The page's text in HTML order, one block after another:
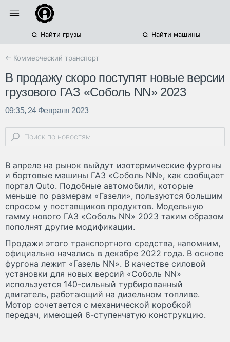
Найти грузы Найти машины
← Коммерческий транспорт
В продажу скоро поступят новые версии
грузового ГАЗ «Соболь NN» 2023
09:35, 24 Февраля 2023
В апреле на рынок выйдут изотермические фургоны
и бортовые машины ГАЗ «Соболь NN», как сообщает
портал Quto. Подобные автомобили, которые
меньше по размерам «Газели», пользуются большим
спросом у поставщиков продуктов. Модельную
гамму нового ГАЗ «Соболь NN» 2023 таким образом
пополнят другие модификации.
Продажи этого транспортного средства, напомним,
официально начались в декабре 2022 года. В основе
фургона лежит «Газель NN». В качестве силовой
установки для новых версий «Соболь NN»
используется 140-сильный турбированный
двигатель, работающий на дизельном топливе.
Мотор сочетается с механической коробкой
передач, имеющей 6-ступенчатую конструкцию.